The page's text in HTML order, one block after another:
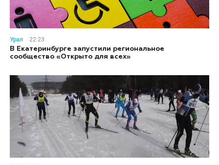
Урал
22:23
В Екатеринбурге запустили региональное
сообщество «Открыто для всех»